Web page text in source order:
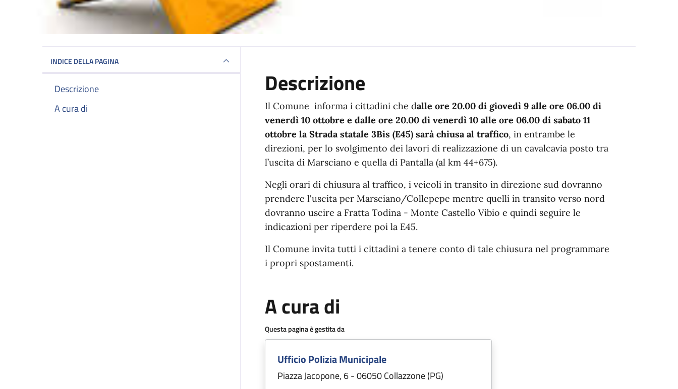
INDICE DELLA PAGINA
Descrizione
A cura di
Descrizione
Il Comune informa i cittadini che dalle ore 20.00 di giovedì 9 alle ore 06.00 di
venerdì 10 ottobre e dalle ore 20.00 di venerdì 10 alle ore 06.00 di sabato 11
ottobre la Strada statale 3Bis (E45) sarà chiusa al traffico, in entrambe le
direzioni, per lo svolgimento dei lavori di realizzazione di un cavalcavia posto tra
l’uscita di Marsciano e quella di Pantalla (al km 44+675).
Negli orari di chiusura al traffico, i veicoli in transito in direzione sud dovranno
prendere l'uscita per Marsciano/Collepepe mentre quelli in transito verso nord
dovranno uscire a Fratta Todina - Monte Castello Vibio e quindi seguire le
indicazioni per riperdere poi la E45.
Il Comune invita tutti i cittadini a tenere conto di tale chiusura nel programmare
i propri spostamenti.
A cura di
Questa pagina è gestita da
Ufficio Polizia Municipale
Piazza Jacopone, 6 - 06050 Collazzone (PG)